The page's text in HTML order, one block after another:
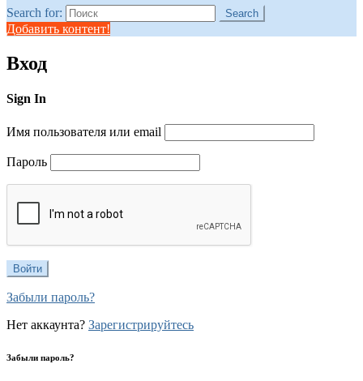
Search for: Search
Добавить контент!
Вход
Sign In
Имя пользователя или email
Пароль
Забыли пароль?
Нет аккаунта? Зарегистрируйтесь
Забыли пароль?